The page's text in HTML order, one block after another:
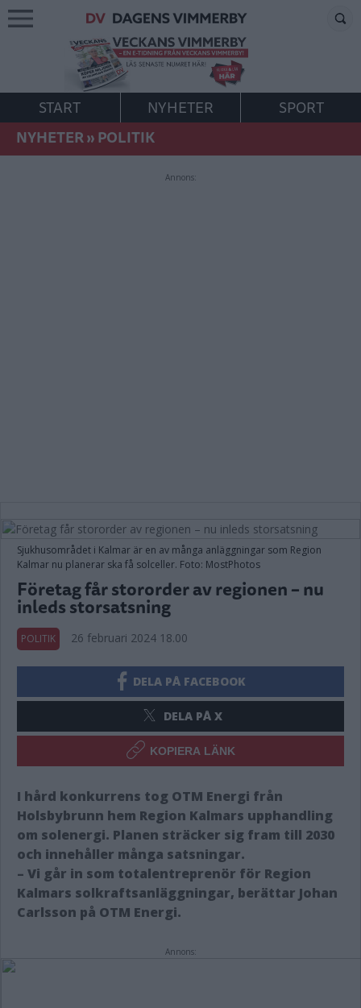
START NYHETER
SPORT
NYHETER»POLITIK
Annons:
Sjukhusområdet i Kalmar är en av många anläggningar som Region
Kalmar nu planerar ska få solceller. Foto: MostPhotos
Företag får stororder av regionen – nu
inleds storsatsning
POLITIK 26 februari 2024 18.00
DELA PÅ FACEBOOK
DELA PÅ X
KOPIERA LÄNK
I hård konkurrens tog OTM Energi från
Holsbybrunn hem Region Kalmars upphandling
om solenergi. Planen sträcker sig fram till 2030
och innehåller många satsningar.
– Vi går in som totalentreprenör för Region
Kalmars solkraftsanläggningar, berättar Johan
Carlsson på OTM Energi.
Annons: